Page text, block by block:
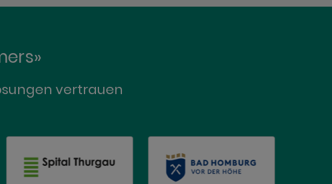
vertrauen